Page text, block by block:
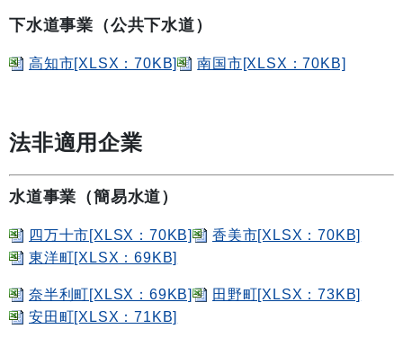
下水道事業（公共下水道）
高知市[XLSX：70KB] 南国市[XLSX：70KB]
法非適用企業
水道事業（簡易水道）
四万十市[XLSX：70KB]
香美市[XLSX：70KB]
東洋町[XLSX：69KB]
奈半利町[XLSX：69KB]
田野町[XLSX：73KB]
安田町[XLSX：71KB]